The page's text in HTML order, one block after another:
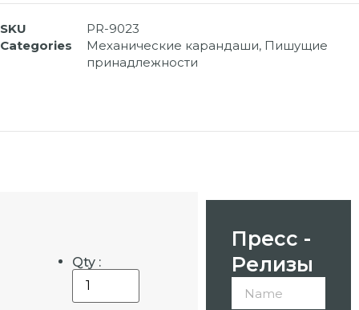
SKU
PR-9023
Categories
Механические карандаши, Пишущие
принадлежности
Qty :
Пресс -
Релизы